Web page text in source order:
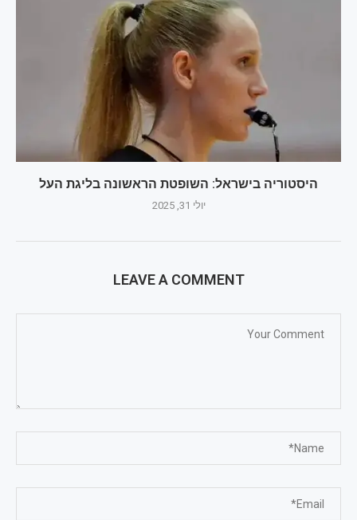
היסטוריה בישראל: השופטת הראשונה בליגת העל
יולי 31, 2025
LEAVE A COMMENT